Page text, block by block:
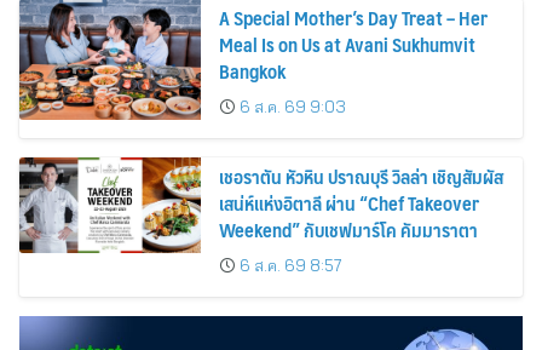
A Special Mother’s Day Treat – Her
Meal Is on Us at Avani Sukhumvit
Bangkok
6 ส.ค. 69 9:03
เชอราตัน หัวหิน ปราณบุรี วิลล่า เชิญสัมผัส
เสน่ห์แห่งอิตาลี ผ่าน “Chef Takeover
Weekend” กับเชฟมาร์โค คัมมาราตา
6 ส.ค. 69 8:57